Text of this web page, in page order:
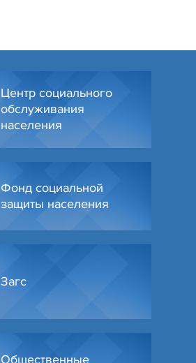
Центр социального
обслуживания
населения
Фонд социальной
защиты населения
Загс
Общественные